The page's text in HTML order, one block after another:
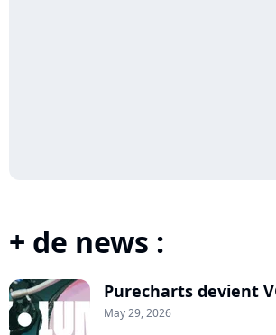
+ de news :
Purecharts devient
May 29, 2026